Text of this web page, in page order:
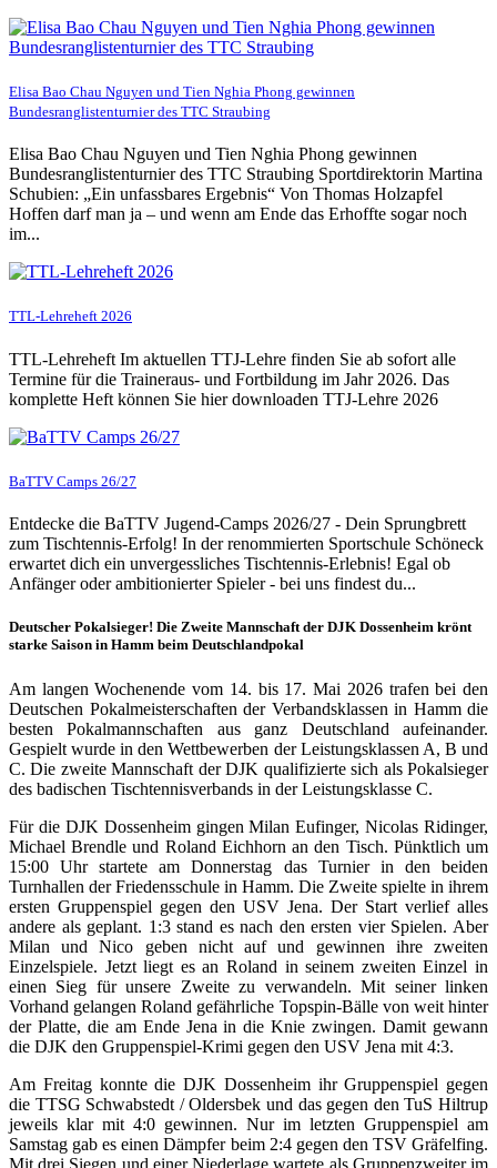
Elisa Bao Chau Nguyen und Tien Nghia Phong gewinnen
Bundesranglistenturnier des TTC Straubing
Elisa Bao Chau Nguyen und Tien Nghia Phong gewinnen
Bundesranglistenturnier des TTC Straubing Sportdirektorin Martina
Schubien: „Ein unfassbares Ergebnis“ Von Thomas Holzapfel
Hoffen darf man ja – und wenn am Ende das Erhoffte sogar noch
im...
TTL-Lehreheft 2026
TTL-Lehreheft Im aktuellen TTJ-Lehre finden Sie ab sofort alle
Termine für die Traineraus- und Fortbildung im Jahr 2026. Das
komplette Heft können Sie hier downloaden TTJ-Lehre 2026
BaTTV Camps 26/27
Entdecke die BaTTV Jugend-Camps 2026/27 - Dein Sprungbrett
zum Tischtennis-Erfolg! In der renommierten Sportschule Schöneck
erwartet dich ein unvergessliches Tischtennis-Erlebnis! Egal ob
Anfänger oder ambitionierter Spieler - bei uns findest du...
Deutscher Pokalsieger! Die Zweite Mannschaft der DJK Dossenheim krönt
starke Saison in Hamm beim Deutschlandpokal
Am langen Wochenende vom 14. bis 17. Mai 2026 trafen bei den
Deutschen Pokalmeisterschaften der Verbandsklassen in Hamm die
besten Pokalmannschaften aus ganz Deutschland aufeinander.
Gespielt wurde in den Wettbewerben der Leistungsklassen A, B und
C. Die zweite Mannschaft der DJK qualifizierte sich als Pokalsieger
des badischen Tischtennisverbands in der Leistungsklasse C.
Für die DJK Dossenheim gingen Milan Eufinger, Nicolas Ridinger,
Michael Brendle und Roland Eichhorn an den Tisch. Pünktlich um
15:00 Uhr startete am Donnerstag das Turnier in den beiden
Turnhallen der Friedensschule in Hamm. Die Zweite spielte in ihrem
ersten Gruppenspiel gegen den USV Jena. Der Start verlief alles
andere als geplant. 1:3 stand es nach den ersten vier Spielen. Aber
Milan und Nico geben nicht auf und gewinnen ihre zweiten
Einzelspiele. Jetzt liegt es an Roland in seinem zweiten Einzel in
einen Sieg für unsere Zweite zu verwandeln. Mit seiner linken
Vorhand gelangen Roland gefährliche Topspin-Bälle von weit hinter
der Platte, die am Ende Jena in die Knie zwingen. Damit gewann
die DJK den Gruppenspiel-Krimi gegen den USV Jena mit 4:3.
Am Freitag konnte die DJK Dossenheim ihr Gruppenspiel gegen
die TTSG Schwabstedt / Oldersbek und das gegen den TuS Hiltrup
jeweils klar mit 4:0 gewinnen. Nur im letzten Gruppenspiel am
Samstag gab es einen Dämpfer beim 2:4 gegen den TSV Gräfelfing.
Mit drei Siegen und einer Niederlage wartete als Gruppenzweiter im